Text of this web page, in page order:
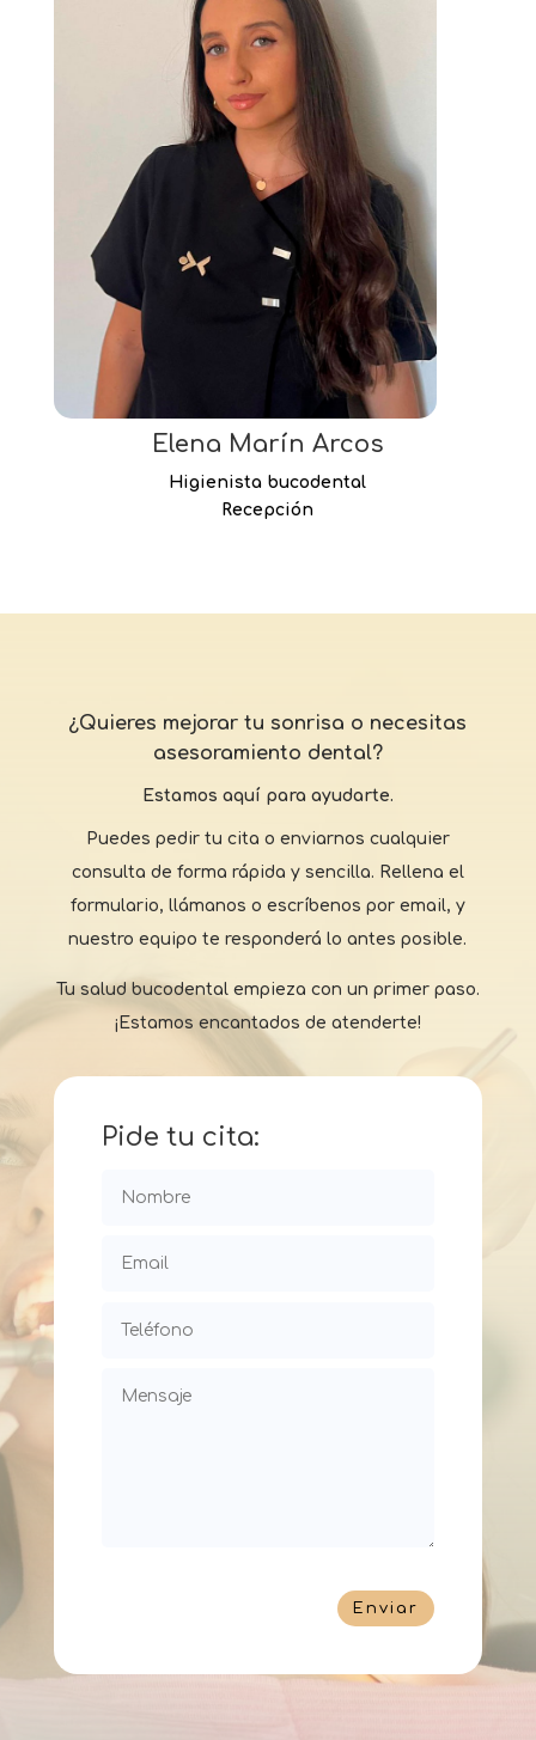
Elena Marín Arcos
Higienista bucodental
Recepción
¿Quieres mejorar tu sonrisa o necesitas
asesoramiento dental?
Estamos aquí para ayudarte.
Puedes pedir tu cita o enviarnos cualquier
consulta de forma rápida y sencilla. Rellena el
formulario, llámanos o escríbenos por email, y
nuestro equipo te responderá lo antes posible.
Tu salud bucodental empieza con un primer paso.
¡Estamos encantados de atenderte!
Pide tu cita:
Enviar